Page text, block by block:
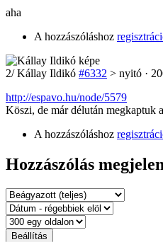
aha
A hozzászóláshoz
2/Kállay Ildikó #6332 > nyitó ·
http://espavo.hu/node/5579
Köszi, de már délután megkaptuk
A hozzászóláshoz
Hozzászólás